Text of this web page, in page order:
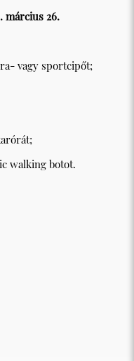
március 26.
vagy sportcipőt;
walking botot.